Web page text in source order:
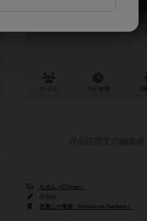
ちせん（Chisen）
名無しの青春（Nanasi no Seishun）